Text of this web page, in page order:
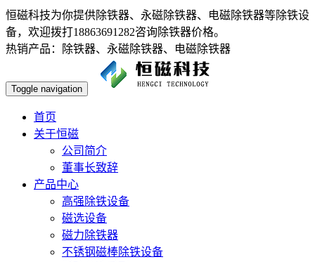
恒磁科技为你提供除铁器、永磁除铁器、电磁除铁器等除铁设
备，欢迎拨打18863691282咨询除铁器价格。
热销产品：除铁器、永磁除铁器、电磁除铁器
Toggle navigation
首页
关于恒磁
公司简介
董事长致辞
产品中心
高强除铁设备
磁选设备
磁力除铁器
不锈钢磁棒除铁设备